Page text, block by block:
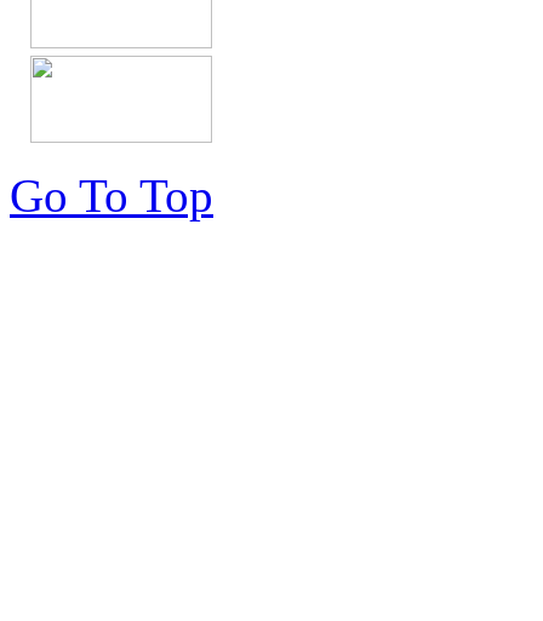
Go To Top